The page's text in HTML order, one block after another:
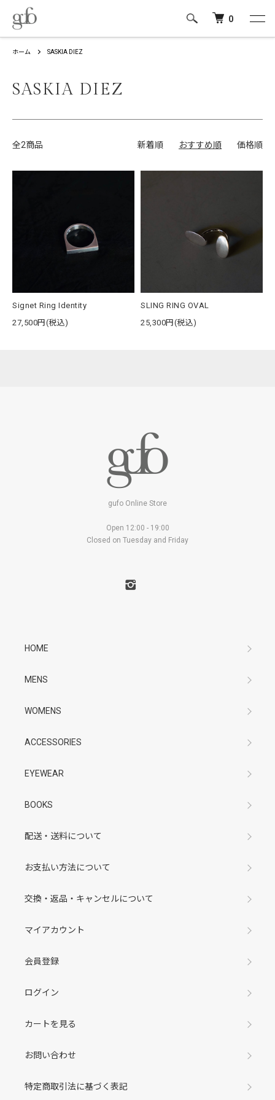
0
ホーム SASKIA DIEZ
SASKIA DIEZ
全2商品 新着順 おすすめ順 価格順
Signet Ring Identity
27,500円(税込)
SLING RING OVAL
25,300円(税込)
gufo Online Store
Open 12:00 - 19:00
Closed on Tuesday and Friday
HOME
MENS
WOMENS
ACCESSORIES
EYEWEAR
BOOKS
配送・送料について
お支払い方法について
交換・返品・キャンセルについて
マイアカウント
会員登録
ログイン
カートを見る
お問い合わせ
特定商取引法に基づく表記